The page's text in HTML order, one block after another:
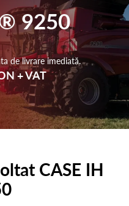
9250
de livrare imediată.
+ VAT
CASE IH